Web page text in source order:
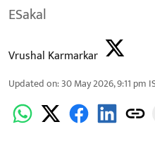
ESakal
Vrushal Karmarkar
Updated on:30 May 2026, 9:11 pm